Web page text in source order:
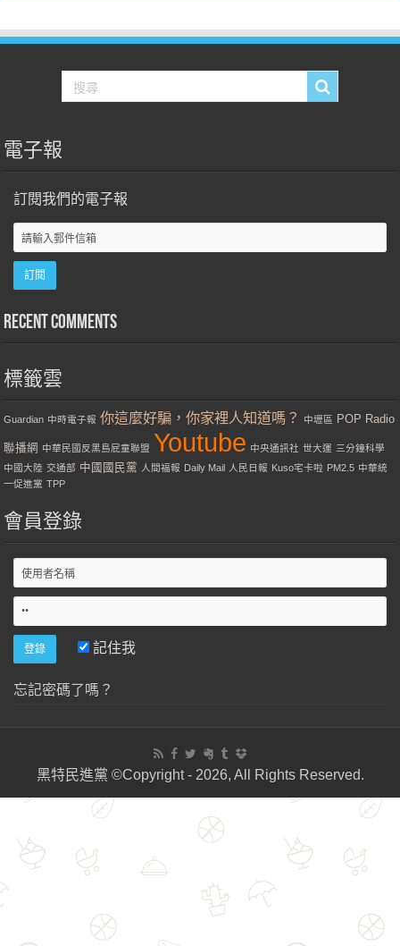
電子報
訂閱我們的電子報
Recent Comments
標籤雲
Guardian 中時電子報 你這麼好騙，你家裡人知道嗎？ 中壢區 POP Radio
聯播網 中華民國反黑島屁童聯盟 Youtube 中央通訊社 世大運 三分鐘科學
中國大陸 交通部 中國國民黨 人間福報 Daily Mail 人民日報 Kuso宅卡啦 PM2.5 中華統
一促進黨 TPP
會員登錄
記住我
忘記密碼了嗎？
黑特民進黨 ©Copyright - 2026, All Rights Reserved.